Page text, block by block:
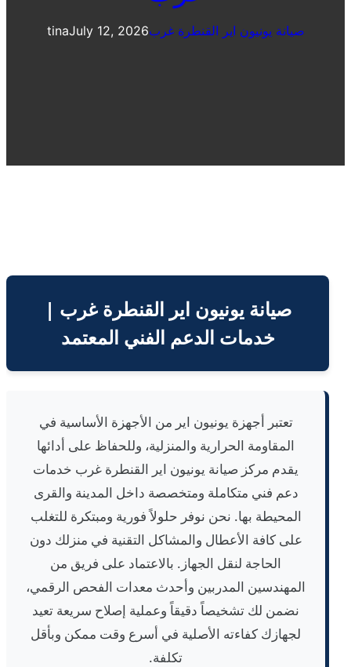
tinaJuly 12, 2026صيانة يونيون اير القنطرة غرب
صيانة يونيون اير القنطرة غرب |
خدمات الدعم الفني المعتمد
تعتبر أجهزة يونيون اير من الأجهزة الأساسية في
المقاومة الحرارية والمنزلية، وللحفاظ على أدائها
يقدم مركز صيانة يونيون اير القنطرة غرب خدمات
دعم فني متكاملة ومتخصصة داخل المدينة والقرى
المحيطة بها. نحن نوفر حلولاً فورية ومبتكرة للتغلب
على كافة الأعطال والمشاكل التقنية في منزلك دون
الحاجة لنقل الجهاز. بالاعتماد على فريق من
المهندسين المدربين وأحدث معدات الفحص الرقمي،
نضمن لك تشخيصاً دقيقاً وعملية إصلاح سريعة تعيد
لجهازك كفاءته الأصلية في أسرع وقت ممكن وبأقل
تكلفة.